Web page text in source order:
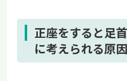
正座による足首の痛みに
3.1足首の痛みはストレ
正座で足首が腫れる
正座をすると足
に考えられる原因